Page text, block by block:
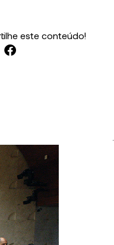
este conteúdo!